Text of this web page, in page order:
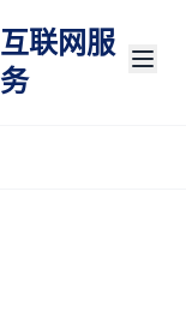
互联网服
务